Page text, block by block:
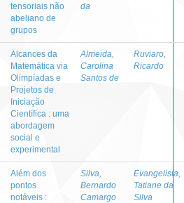
tensoriais não
abeliano de
grupos
da
Alcances da
Matemática via
Olimpíadas e
Projetos de
Iniciação
Científica : uma
abordagem
social e
experimental
Almeida,
Carolina
Santos de
Ruviaro,
Ricardo
Além dos
pontos
notáveis :
Silva,
Bernardo
Camargo
Evangelista,
Tatiane da
Silva